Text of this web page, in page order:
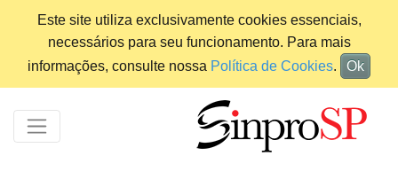
Este site utiliza exclusivamente cookies essenciais,
necessários para seu funcionamento. Para mais
informações, consulte nossa Política de Cookies. Ok